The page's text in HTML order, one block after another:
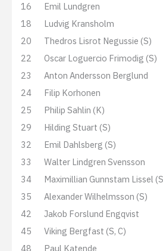
16
Emil Lundgren
18
Ludvig Kransholm
20
Thedros Lisrot Negussie (S)
22
Oscar Loguercio Frimodig (S)
23
Anton Andersson Berglund
24
Filip Korhonen
25
Philip Sahlin (K)
29
Hilding Stuart (S)
32
Emil Dahlsberg (S)
33
Walter Lindgren Svensson
34
Maximillian Gunnstam Lissel
35
Alexander Wilhelmsson (S)
42
Jakob Forslund Engqvist
45
Viking Bergfast (S, C)
48
Paul Katende